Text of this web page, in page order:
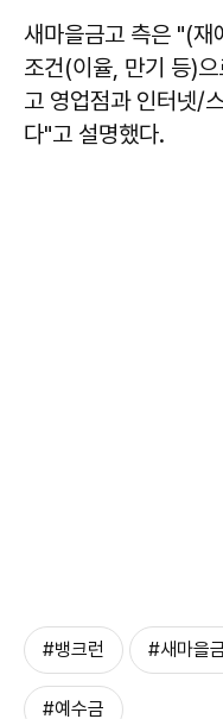
새마을금고 측은 "(재
조건(이율, 만기 등)
고 영업점과 인터넷/
다"고 설명했다.
#뱅크런 #새마을
#예수금